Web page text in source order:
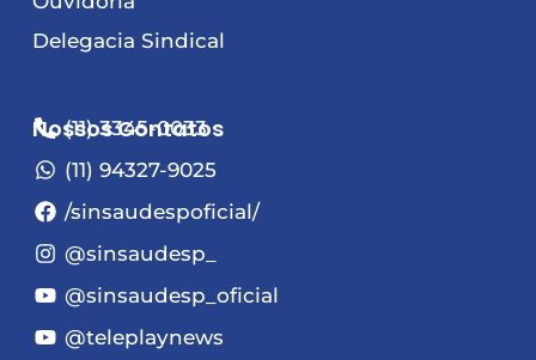
Delegacia Sindical
Nossos Contatos
(11) 3345-0033
(11) 94327-9025
/sinsaudespoficial/
@sinsaudesp_
@sinsaudesp_oficial
@teleplaynews